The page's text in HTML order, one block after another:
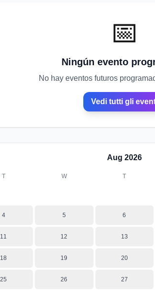
📅
Ningún evento
No hay eventos futuros
Vedi tutti gli
Aug 2026
T W T
4 5 6
11 12 13
18 19 20
25 26 27